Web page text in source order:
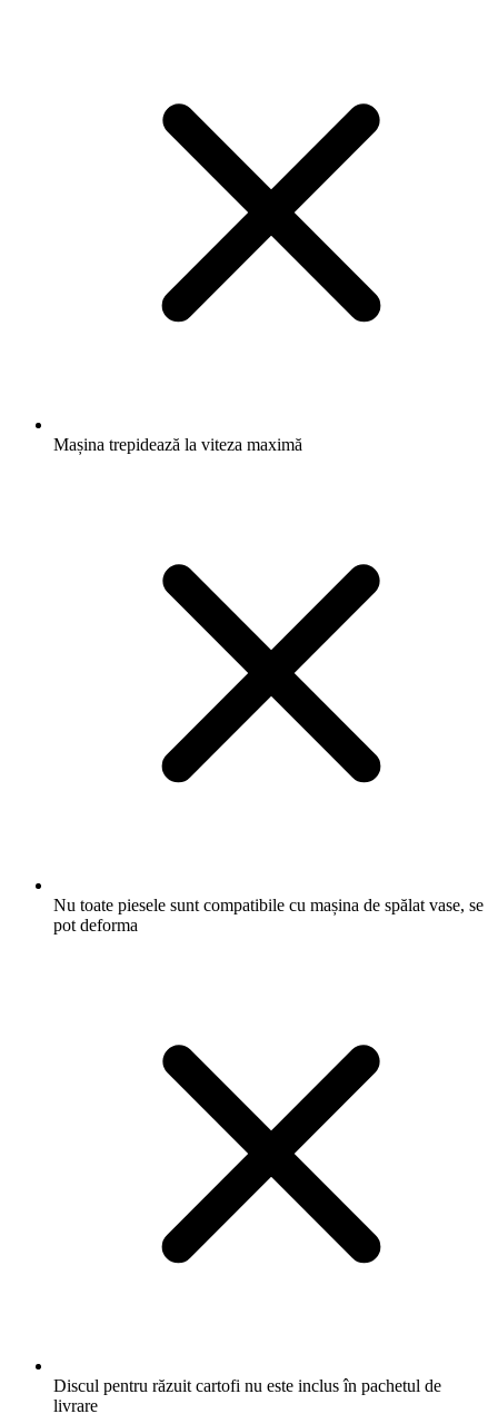
Mașina trepidează la viteza maximă
Nu toate piesele sunt compatibile cu mașina de spălat vase, se
pot deforma
Discul pentru răzuit cartofi nu este inclus în pachetul de
livrare